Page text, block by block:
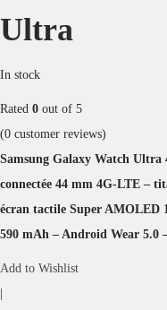
Ultra
In stock
Rated 0 out of 5
(0 customer reviews)
Samsung Galaxy Watch
connectée 44 mm 4G-LTE –
écran tactile Super AMOLED
590 mAh – Android Wear 5.0
Add to Wishlist